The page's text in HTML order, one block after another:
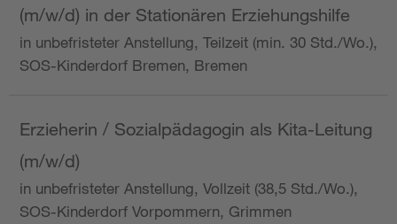
(m/w/d) in der Stationären Erziehungshilfe
in unbefristeter Anstellung, Teilzeit (min. 30 Std./Wo.),
SOS-Kinderdorf Bremen, Bremen
Erzieherin / Sozialpädagogin als Kita-Leitung
(m/w/d)
in unbefristeter Anstellung, Vollzeit (38,5 Std./Wo.),
SOS-Kinderdorf Vorpommern, Grimmen